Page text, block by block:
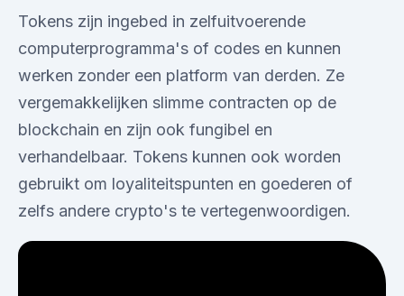
Tokens zijn ingebed in zelfuitvoerende
computerprogramma's of codes en kunnen
werken zonder een platform van derden. Ze
vergemakkelijken slimme contracten op de
blockchain en zijn ook fungibel en
verhandelbaar. Tokens kunnen ook worden
gebruikt om loyaliteitspunten en goederen of
zelfs andere crypto's te vertegenwoordigen.